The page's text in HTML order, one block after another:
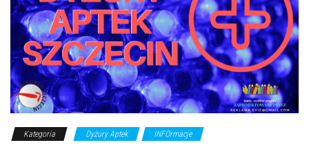
Kategoria Dyżury Aptek INFOrmacje